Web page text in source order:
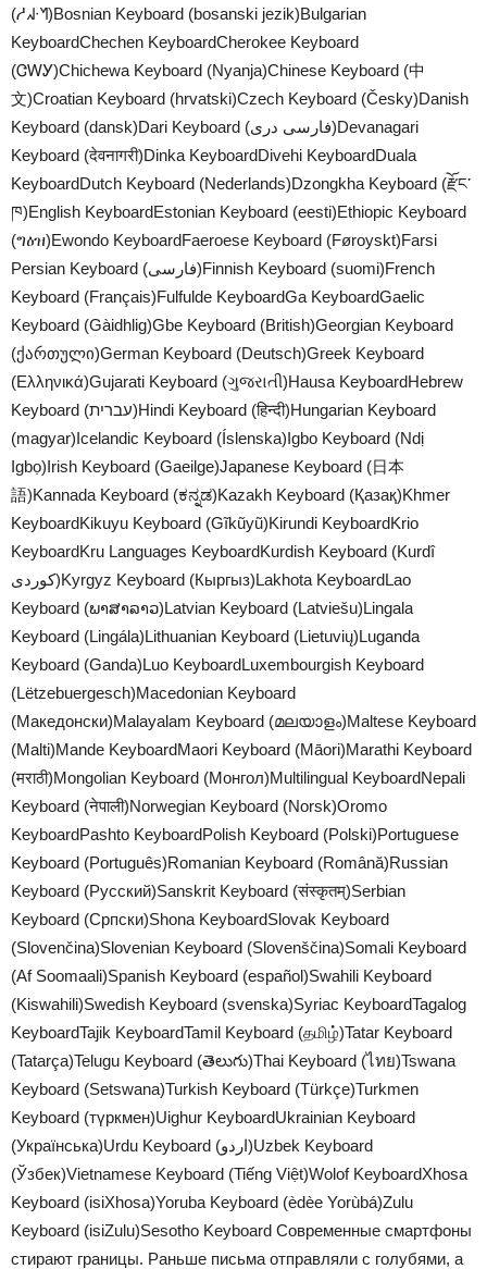
(ᓱᖽᐧᖿ)Bosnian Keyboard (bosanski jezik)Bulgarian
KeyboardChechen KeyboardCherokee Keyboard
(ᏣᎳᎩ)Chichewa Keyboard (Nyanja)Chinese Keyboard (中
文)Croatian Keyboard (hrvatski)Czech Keyboard (Česky)Danish
Keyboard (dansk)Dari Keyboard (فارسی دری)Devanagari
Keyboard (देवनागरी)Dinka KeyboardDivehi KeyboardDuala
KeyboardDutch Keyboard (Nederlands)Dzongkha Keyboard (རྫོང་
ཁ)English KeyboardEstonian Keyboard (eesti)Ethiopic Keyboard
(ግዕዝ)Ewondo KeyboardFaeroese Keyboard (Føroyskt)Farsi
Persian Keyboard (فارسی)Finnish Keyboard (suomi)French
Keyboard (Français)Fulfulde KeyboardGa KeyboardGaelic
Keyboard (Gàidhlig)Gbe Keyboard (British)Georgian Keyboard
(ქართული)German Keyboard (Deutsch)Greek Keyboard
(Ελληνικά)Gujarati Keyboard (ગુજરાતી)Hausa KeyboardHebrew
Keyboard (עברית)Hindi Keyboard (हिन्दी)Hungarian Keyboard
(magyar)Icelandic Keyboard (Íslenska)Igbo Keyboard (Ndị
Igbọ)Irish Keyboard (Gaeilge)Japanese Keyboard (日本
語)Kannada Keyboard (ಕನ್ನಡ)Kazakh Keyboard (Қазақ)Khmer
KeyboardKikuyu Keyboard (Gĩkũyũ)Kirundi KeyboardKrio
KeyboardKru Languages KeyboardKurdish Keyboard (Kurdî
کوردی)Kyrgyz Keyboard (Кыргыз)Lakhota KeyboardLao
Keyboard (ພາສາລາວ)Latvian Keyboard (Latviešu)Lingala
Keyboard (Lingála)Lithuanian Keyboard (Lietuvių)Luganda
Keyboard (Ganda)Luo KeyboardLuxembourgish Keyboard
(Lëtzebuergesch)Macedonian Keyboard
(Македонски)Malayalam Keyboard (മലയാളം)Maltese Keyboard
(Malti)Mande KeyboardMaori Keyboard (Māori)Marathi Keyboard
(मराठी)Mongolian Keyboard (Монгол)Multilingual KeyboardNepali
Keyboard (नेपाली)Norwegian Keyboard (Norsk)Oromo
KeyboardPashto KeyboardPolish Keyboard (Polski)Portuguese
Keyboard (Português)Romanian Keyboard (Română)Russian
Keyboard (Русский)Sanskrit Keyboard (संस्कृतम्)Serbian
Keyboard (Српски)Shona KeyboardSlovak Keyboard
(Slovenčina)Slovenian Keyboard (Slovenščina)Somali Keyboard
(Af Soomaali)Spanish Keyboard (español)Swahili Keyboard
(Kiswahili)Swedish Keyboard (svenska)Syriac KeyboardTagalog
KeyboardTajik KeyboardTamil Keyboard (தமிழ்)Tatar Keyboard
(Tatarça)Telugu Keyboard (తెలుగు)Thai Keyboard (ไทย)Tswana
Keyboard (Setswana)Turkish Keyboard (Türkçe)Turkmen
Keyboard (түркмен)Uighur KeyboardUkrainian Keyboard
(Українська)Urdu Keyboard (اردو)Uzbek Keyboard
(Ўзбек)Vietnamese Keyboard (Tiếng Việt)Wolof KeyboardXhosa
Keyboard (isiXhosa)Yoruba Keyboard (èdèe Yorùbá)Zulu
Keyboard (isiZulu)Sesotho Keyboard Современные смартфоны
стирают границы. Раньше письма отправляли с голубями, а